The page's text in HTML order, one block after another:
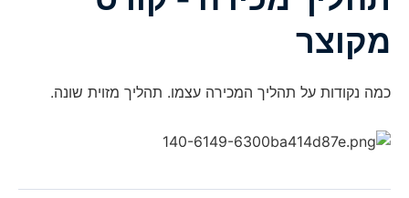
מקוצר
כמה נקודות על תהליך המכירה עצמו. תהליך מזוית שונה.